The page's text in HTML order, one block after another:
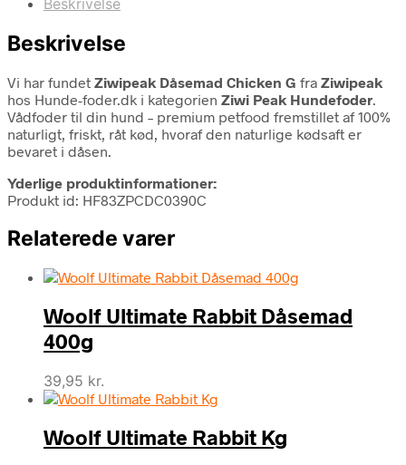
Beskrivelse
Beskrivelse
Vi har fundet Ziwipeak Dåsemad Chicken G fra Ziwipeak
hos Hunde-foder.dk i kategorien Ziwi Peak Hundefoder.
Vådfoder til din hund – premium petfood fremstillet af 100%
naturligt, friskt, råt kød, hvoraf den naturlige kødsaft er
bevaret i dåsen.
Yderlige produktinformationer:
Produkt id: HF83ZPCDC0390C
Relaterede varer
Woolf Ultimate Rabbit Dåsemad
400g
39,95 kr.
Woolf Ultimate Rabbit Kg